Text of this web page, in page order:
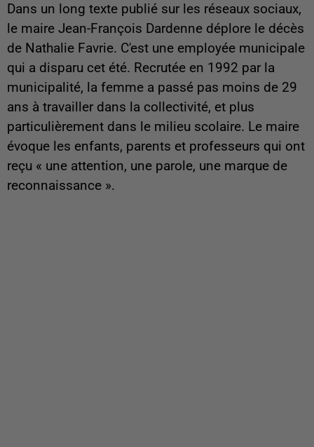
Dans un long texte publié sur les réseaux sociaux,
le maire Jean-François Dardenne déplore le décès
de Nathalie Favrie. C'est une employée municipale
qui a disparu cet été. Recrutée en 1992 par la
municipalité, la femme a passé pas moins de 29
ans à travailler dans la collectivité, et plus
particulièrement dans le milieu scolaire. Le maire
évoque les enfants, parents et professeurs qui ont
reçu « une attention, une parole, une marque de
reconnaissance ».